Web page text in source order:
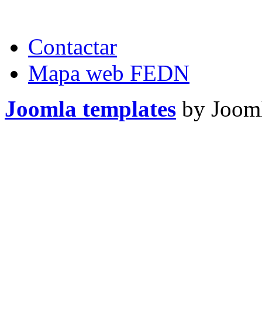
Contactar
Mapa web FEDN
Joomla templates by